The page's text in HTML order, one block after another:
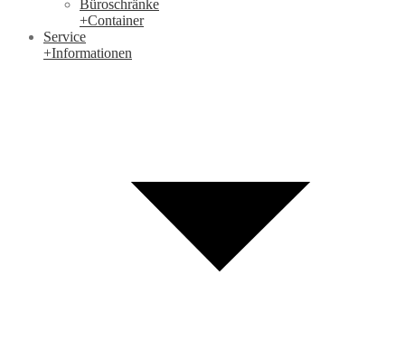
Büroschränke
+Container
Service
+Informationen